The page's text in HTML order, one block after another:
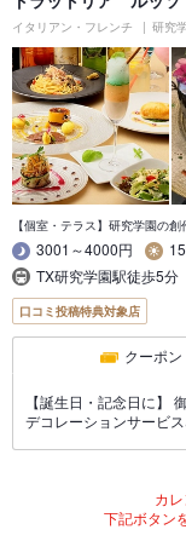
イタリアン・フレンチ 研究
【個室・テラス】研究学園の
3001～4000円
TX研究学園駅徒歩5分
口コミ投稿特典対象店
クーポン
【誕生日・記念日に】
デコレーションサービ
カ
下記ボタン